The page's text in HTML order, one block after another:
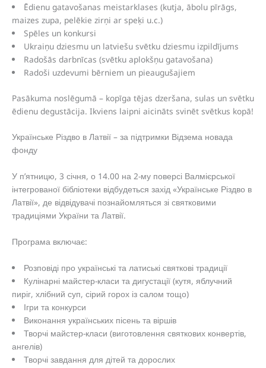
Ēdienu gatavošanas meistarklases (kutja, ābolu pīrāgs,
maizes zupa, pelēkie zirņi ar speķi u.c.)
Spēles un konkursi
Ukraiņu dziesmu un latviešu svētku dziesmu izpildījums
Radošās darbnīcas (svētku aplokšņu gatavošana)
Radoši uzdevumi bērniem un pieaugušajiem
Pasākuma noslēgumā – kopīga tējas dzeršana, sulas un svētku
ēdienu degustācija. Ikviens laipni aicināts svinēt svētkus kopā!
Українське Різдво в Латвії – за підтримки Відзема новада
фонду
У п’ятницю, 3 січня, о 14.00 на 2-му поверсі Валмієрської
інтегрованої бібліотеки відбудеться захід «Українське Різдво в
Латвії», де відвідувачі познайомляться зі святковими
традиціями України та Латвії.
Програма включає:
Розповіді про українські та латиські святкові традиції
Кулінарні майстер-класи та дигустації (кутя, яблучний
пиріг, хлібний суп, сірий горох із салом тощо)
Ігри та конкурси
Виконання українських пісень та віршів
Творчі майстер-класи (виготовлення святкових конвертів,
ангелів)
Творчі завдання для дітей та дорослих